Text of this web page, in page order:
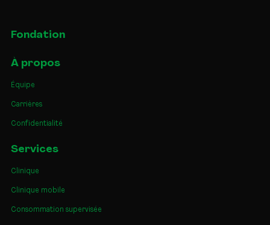
Fondation
À propos
Équipe
Carrières
Confidentialité
Services
Clinique
Clinique mobile
Consommation supervisée